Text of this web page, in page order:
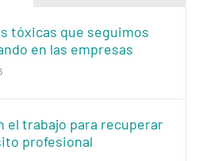
tóxicas que seguimos
en las empresas
el trabajo para recuperar
profesional